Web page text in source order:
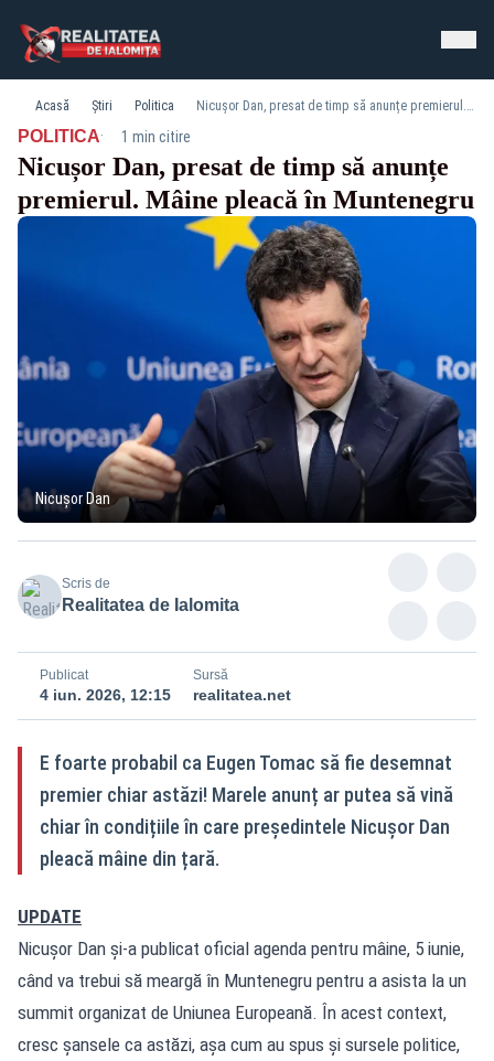
Acasă Știri Politica Nicușor Dan, presat de timp să anunțe premierul. Mâine pleacă în Muntenegru
POLITICA· 1 min citire
Nicușor Dan, presat de timp să anunțe
premierul. Mâine pleacă în Muntenegru
Nicușor Dan
Scris de
Realitatea de Ialomita
Publicat
4 iun. 2026, 12:15
Sursă
realitatea.net
E foarte probabil ca Eugen Tomac să fie desemnat
premier chiar astăzi! Marele anunț ar putea să vină
chiar în condițiile în care președintele Nicușor Dan
pleacă mâine din țară.
UPDATE
Nicușor Dan și-a publicat oficial agenda pentru mâine, 5 iunie,
când va trebui să meargă în Muntenegru pentru a asista la un
summit organizat de Uniunea Europeană. În acest context,
cresc șansele ca astăzi, așa cum au spus și sursele politice,